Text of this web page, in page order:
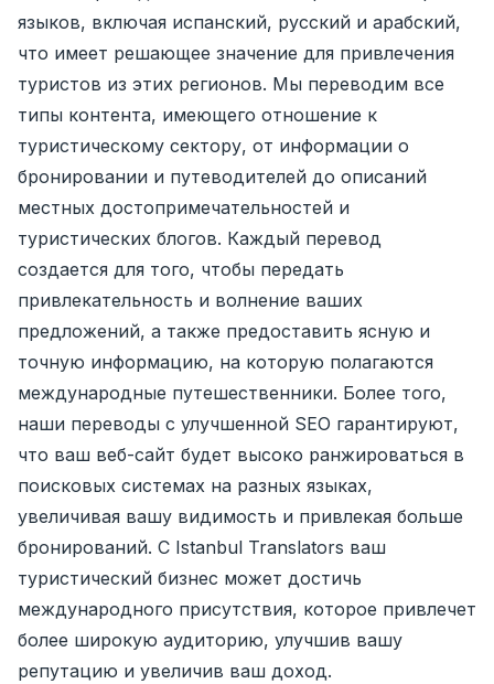
языков, включая испанский, русский и арабский,
что имеет решающее значение для привлечения
туристов из этих регионов. Мы переводим все
типы контента, имеющего отношение к
туристическому сектору, от информации о
бронировании и путеводителей до описаний
местных достопримечательностей и
туристических блогов. Каждый перевод
создается для того, чтобы передать
привлекательность и волнение ваших
предложений, а также предоставить ясную и
точную информацию, на которую полагаются
международные путешественники. Более того,
наши переводы с улучшенной SEO гарантируют,
что ваш веб-сайт будет высоко ранжироваться в
поисковых системах на разных языках,
увеличивая вашу видимость и привлекая больше
бронирований. С Istanbul Translators ваш
туристический бизнес может достичь
международного присутствия, которое привлечет
более широкую аудиторию, улучшив вашу
репутацию и увеличив ваш доход.